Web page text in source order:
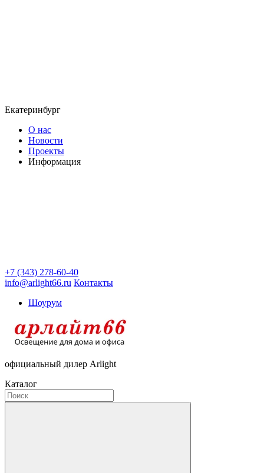
Екатеринбург
О нас
Новости
Проекты
Информация
+7 (343) 278-60-40
info@arlight66.ru Контакты
Шоурум
официальный дилер Arlight
Каталог